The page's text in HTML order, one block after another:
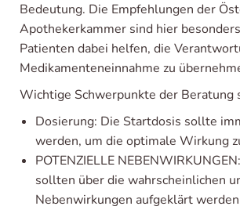
Bedeutung. Die Empfehlungen der
Apothekerkammer sind hier
Patienten dabei helfen, die
Medikamenteneinnahme zu
Wichtige Schwerpunkte der Beratung
Dosierung: Die Startdosis sollte
werden, um die optimale Wirkung
POTENZIELLE
sollten über die wahrscheinlichen
Nebenwirkungen aufgeklärt